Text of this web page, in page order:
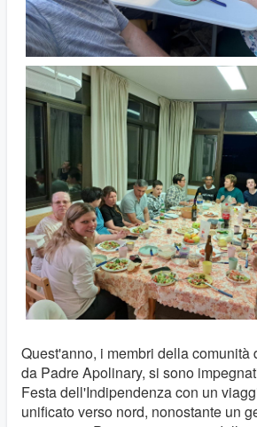
Quest'anno, i membri della comunità
da Padre Apolinary, si sono
Festa dell'Indipendenza con un
unificato verso nord, nonostante un